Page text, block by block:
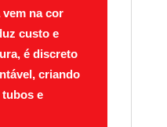
vem na cor
custo e
é discreto
criando
e